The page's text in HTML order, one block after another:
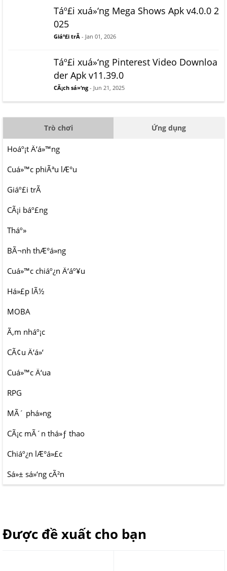
Táº£i xuá»‘ng Mega Shows Apk v4.0.0 2
025
Giáº£i trÃ­ - Jan 01, 2026
Táº£i xuá»‘ng Pinterest Video Downloa
der Apk v11.39.0
CÃ¡ch sá»‘ng - Jun 21, 2025
Trò chơi Ứng dụng
Hoáº¡t Ä‘á»™ng
Cuá»™c phiÃªu lÆ°u
Giáº£i trÃ­
CÃ¡i báº£ng
Tháº»
BÃ¬nh thÆ°á»ng
Cuá»™c chiáº¿n Ä‘áº¥u
Há»£p lÃ½
MOBA
Ã‚m nháº¡c
CÃ¢u Ä‘á»‘
Cuá»™c Ä‘ua
RPG
MÃ´ phá»ng
CÃ¡c mÃ´n thá»ƒ thao
Chiáº¿n lÆ°á»£c
Sá»± sá»‘ng cÃ²n
Được đề xuất cho bạn